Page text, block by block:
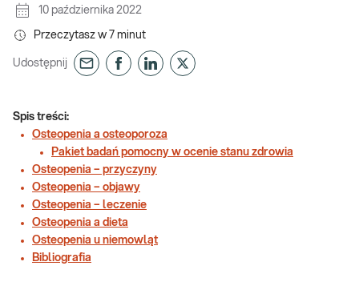
10 października 2022
Przeczytasz w 7 minut
Udostępnij
Spis treści:
Osteopenia a osteoporoza
Pakiet badań pomocny w ocenie stanu zdrowia
Osteopenia – przyczyny
Osteopenia – objawy
Osteopenia – leczenie
Osteopenia a dieta
Osteopenia u niemowląt
Bibliografia